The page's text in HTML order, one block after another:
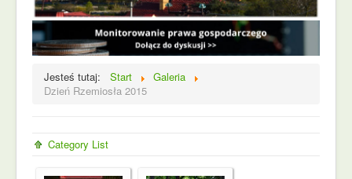
Jesteś tutaj: Start
Galeria
Dzień Rzemiosła 2015
Category List